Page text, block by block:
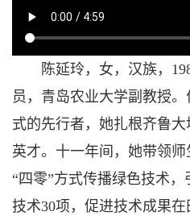
陈延玲，女，汉族，
员，青岛农业大学副教授
式的先行者，她扎根齐鲁
英才。十一年间，她带领
“四零”方式传播绿色技术
技术30项，促进技术成果